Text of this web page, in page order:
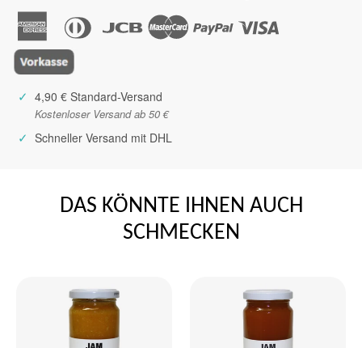
✓ 4,90 € Standard-Versand
Kostenloser Versand ab 50 €
✓ Schneller Versand mit DHL
DAS KÖNNTE IHNEN AUCH
SCHMECKEN